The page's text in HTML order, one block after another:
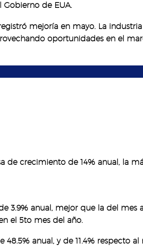
de EUA.
mejoría en mayo. La
oportunidades en el
de crecimiento de 14% anual, la
3.9% anual, mejor que la del mes
el 5to mes del año.
anual, y de 11.4% respecto